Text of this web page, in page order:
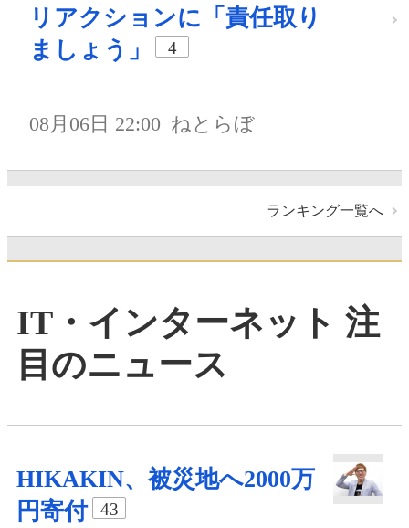
リアクションに「責任取り
ましょう」
4
08月06日 22:00 ねとらぼ
ランキング一覧へ
IT・インターネット 注
目のニュース
HIKAKIN、被災地へ2000万
円寄付
43